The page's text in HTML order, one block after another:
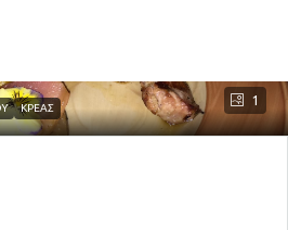
1
ΚΡΕΑΣ